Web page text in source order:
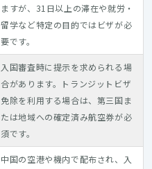
ますが、31日以上の滞在や就労・
留学など特定の目的ではビザが必
要です。
入国審査時に提示を求められる場
合があります。トランジットビザ
免除を利用する場合は、第三国ま
たは地域への確定済み航空券が必
須です。
中国の空港や機内で配布され、入